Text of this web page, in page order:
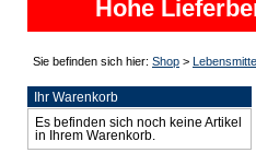
Hohe
Sie befinden sich hier: Shop >
Ihr Warenkorb
Es befinden sich noch keine Artikel
in Ihrem Warenkorb.